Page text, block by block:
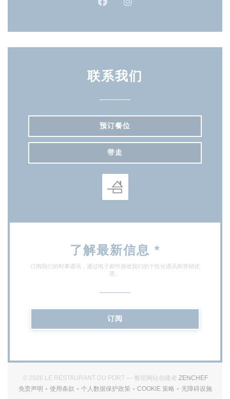
Facebook ((在新窗口中打开))
联系我们
预订餐位
带走
了解最新信息 *
订阅我们的时事通讯，通过电子邮件接收我们的个性化通讯和营销优
惠。
订阅
© 2026 LE RESTAURANT DU PORT — 餐馆网站创建者 ZENCHEF((在新
免责声明
((在新窗口中打开))
使用条款
((在新窗口中打开))
个人数据保护政策
((在新窗口中打开))
COOKIE 策略
((在新窗口中打开))
无障碍设施
((在新窗口